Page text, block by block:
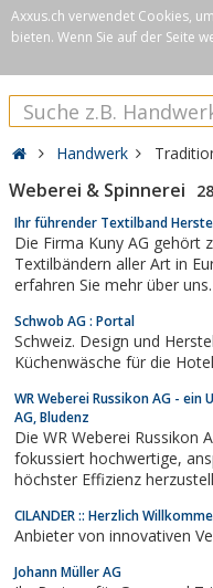
Axxus.ch verwendet Cookies,
bieten. Wenn Sie auf der Seite
Handwerk
Weberei & Spinnerei 28
Ihr führender Textilband
Die Firma Kuny AG gehört
Textilbändern aller Art in
erfahren Sie mehr über uns.
Schwob AG : Portal
Schweiz. Design und
Küchenwäsche für die
WR Weberei Russikon AG -
AG, Bludenz
Die WR Weberei Russikon
fokussiert hochwertige, anspruchsvolle Jacquard-Gewebe mit
höchster Effizienz
CILANDER :: Herzlich
Anbieter von innovativen
Johann Müller AG